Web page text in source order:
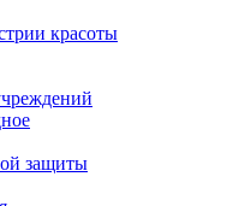
красоты
защиты